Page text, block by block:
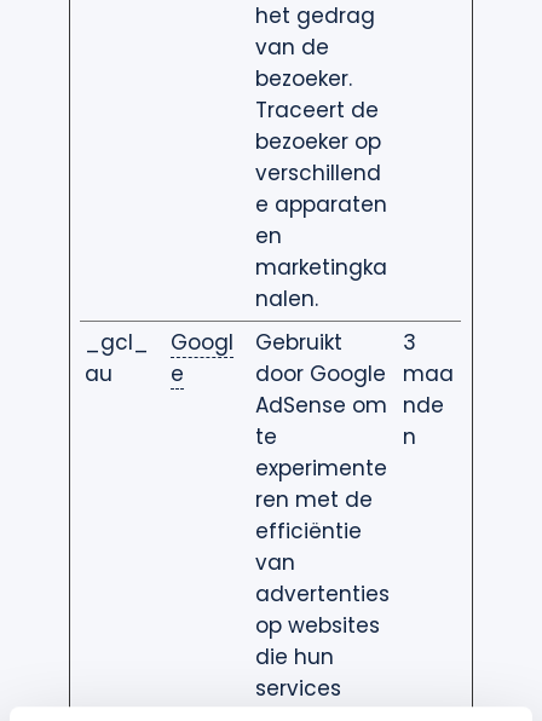
het gedrag
van de
bezoeker.
Traceert de
bezoeker op
verschillend
e apparaten
en
marketingka
nalen.
_gcl_
au
Googl
e
Gebruikt
door Google
AdSense om
te
experimente
ren met de
efficiëntie
van
advertenties
op websites
die hun
services
3
maa
nde
n